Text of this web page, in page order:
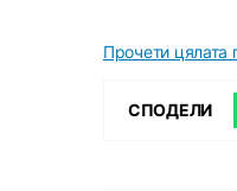
Прочети цялата
СПОДЕЛИ